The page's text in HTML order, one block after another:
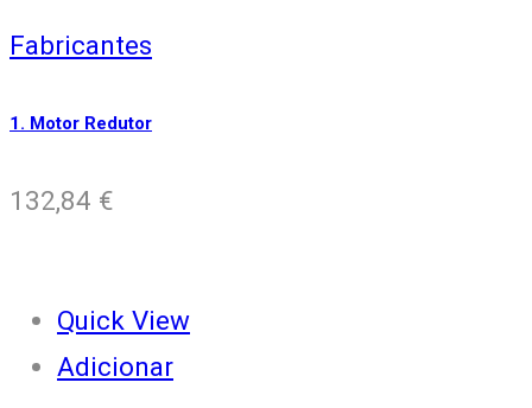
Fabricantes
1. Motor Redutor
132,84 €
Quick View
Adicionar